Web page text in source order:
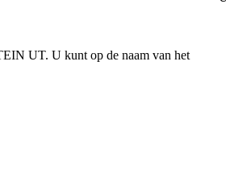
UT. U kunt op de naam van het